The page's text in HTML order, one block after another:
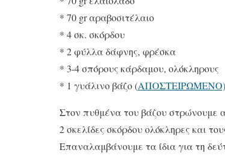
* 70 gr αραβοσιτέλαιο
* 4 σκ. σκόρδου
* 2 φύλλα δάφνης, φρέσκα
* 3-4 σπόρους κάρδαμου, ολόκληρους
* 1 γυάλινο βάζο (ΑΠΟΣΤΕΙΡΩΜΕΝΟ)
Στον πυθμένα του βάζου στρώνουμε
2 σκελίδες σκόρδου ολόκληρες και
Επαναλαμβάνουμε τα ίδια για τη